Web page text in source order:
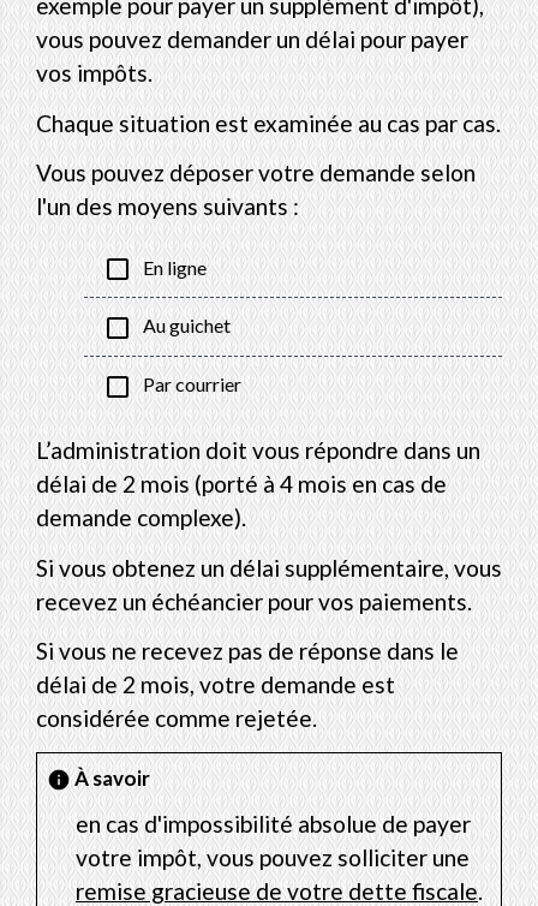
exemple pour payer un supplément d'impôt),
vous pouvez demander un délai pour payer
vos impôts.
Chaque situation est examinée au cas par cas.
Vous pouvez déposer votre demande selon
l'un des moyens suivants :
check_box_outline_blank En ligne
check_box_outline_blank Au guichet
check_box_outline_blank Par courrier
L’administration doit vous répondre dans un
délai de 2 mois (porté à 4 mois en cas de
demande complexe).
Si vous obtenez un délai supplémentaire, vous
recevez un échéancier pour vos paiements.
Si vous ne recevez pas de réponse dans le
délai de 2 mois, votre demande est
considérée comme rejetée.
infoÀ savoir
en cas d'impossibilité absolue de payer
votre impôt, vous pouvez solliciter une
remise gracieuse de votre dette fiscale.